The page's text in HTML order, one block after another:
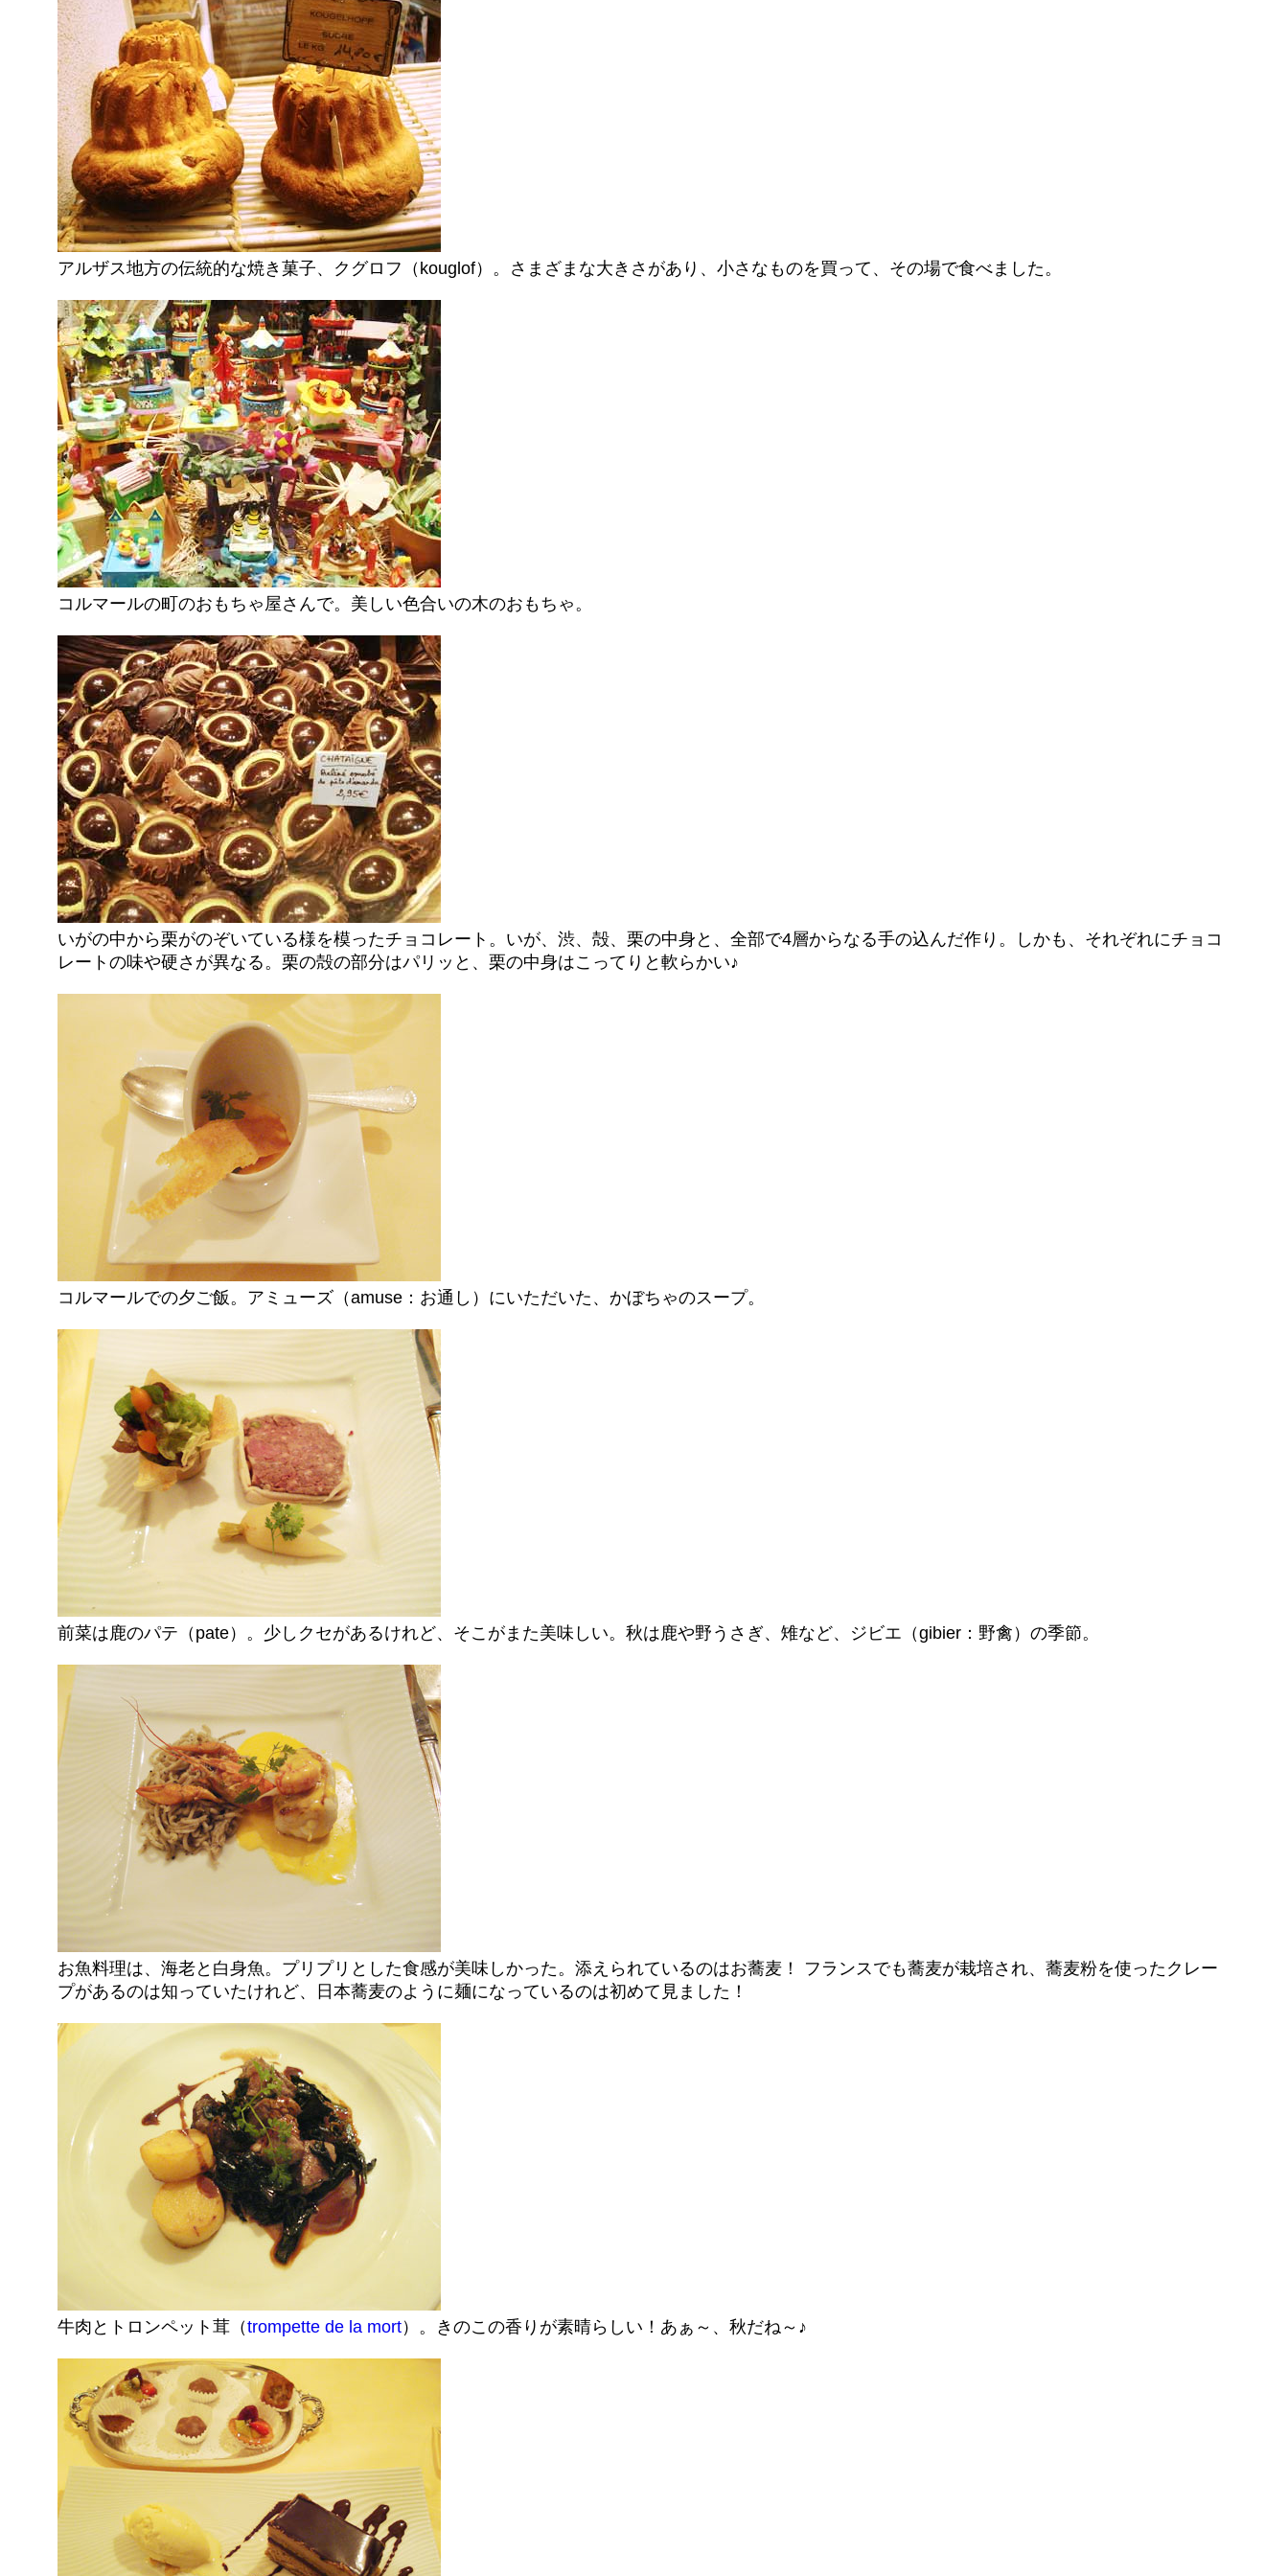
アルザス地方の伝統的な焼き菓子、クグロフ（kouglof）。さまざまな大きさがあり、小さなものを買って、その場で食べました。
コルマールの町のおもちゃ屋さんで。美しい色合いの木のおもちゃ。
いがの中から栗がのぞいている様を模ったチョコレート。いが、渋、殻、栗の中身と、全部で4層からなる手の込んだ作り。しかも、それぞれにチョコ
レートの味や硬さが異なる。栗の殻の部分はパリッと、栗の中身はこってりと軟らかい♪
コルマールでの夕ご飯。アミューズ（amuse：お通し）にいただいた、かぼちゃのスープ。
前菜は鹿のパテ（pate）。少しクセがあるけれど、そこがまた美味しい。秋は鹿や野うさぎ、雉など、ジビエ（gibier：野禽）の季節。
お魚料理は、海老と白身魚。プリプリとした食感が美味しかった。添えられているのはお蕎麦！ フランスでも蕎麦が栽培され、蕎麦粉を使ったクレー
プがあるのは知っていたけれど、日本蕎麦のように麺になっているのは初めて見ました！
牛肉とトロンペット茸（trompette de la mort）。きのこの香りが素晴らしい！あぁ～、秋だね～♪